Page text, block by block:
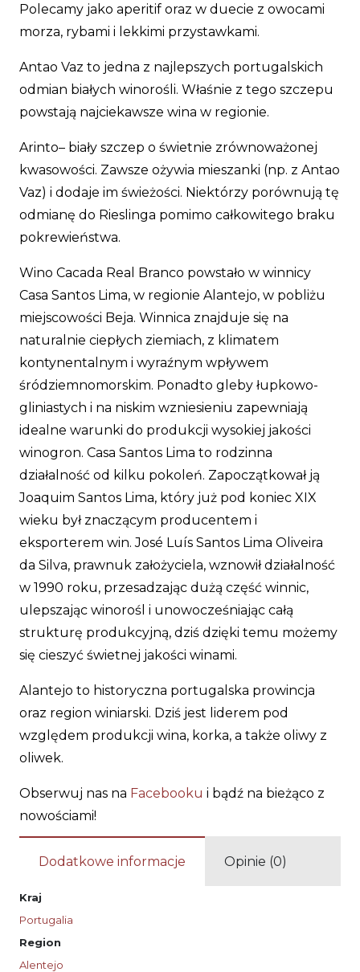
Polecamy jako aperitif oraz w duecie z owocami
morza, rybami i lekkimi przystawkami.
Antao Vaz to jedna z najlepszych portugalskich
odmian białych winorośli. Właśnie z tego szczepu
powstają najciekawsze wina w regionie.
Arinto– biały szczep o świetnie zrównoważonej
kwasowości. Zawsze ożywia mieszanki (np. z Antao
Vaz) i dodaje im świeżości. Niektórzy porównują tę
odmianę do Rieslinga pomimo całkowitego braku
pokrewieństwa.
Wino Cacada Real Branco powstało w winnicy
Casa Santos Lima, w regionie Alantejo, w pobliżu
miejscowości Beja. Winnica znajduje się na
naturalnie ciepłych ziemiach, z klimatem
kontynentalnym i wyraźnym wpływem
śródziemnomorskim. Ponadto gleby łupkowo-
gliniastych i na niskim wzniesieniu zapewniają
idealne warunki do produkcji wysokiej jakości
winogron. Casa Santos Lima to rodzinna
działalność od kilku pokoleń. Zapoczątkował ją
Joaquim Santos Lima, który już pod koniec XIX
wieku był znaczącym producentem i
eksporterem win. José Luís Santos Lima Oliveira
da Silva, prawnuk założyciela, wznowił działalność
w 1990 roku, przesadzając dużą część winnic,
ulepszając winorośl i unowocześniając całą
strukturę produkcyjną, dziś dzięki temu możemy
się cieszyć świetnej jakości winami.
Alantejo to historyczna portugalska prowincja
oraz region winiarski. Dziś jest liderem pod
względem produkcji wina, korka, a także oliwy z
oliwek.
Obserwuj nas na Facebooku i bądź na bieżąco z
nowościami!
Dodatkowe informacje Opinie (0)
Kraj
Portugalia
Region
Alentejo